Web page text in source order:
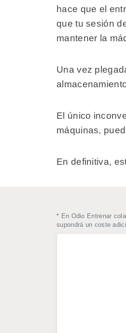
hace que el
que tu sesión
mantener la
Una vez
El único
máquinas,
En definitiva,
* En Odio Entrenar
supondrá un coste